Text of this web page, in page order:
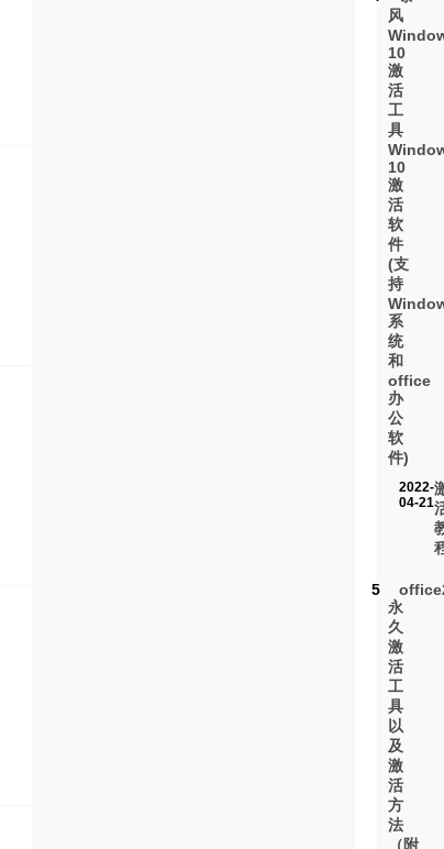
风
10
激
活
工
具
10
激
活
软
件
(支
持
系
统
和
office
办
公
软
件)
2022-
04-21
5
永
久
激
活
工
具
以
及
激
活
方
法
（附